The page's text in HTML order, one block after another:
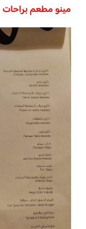
مينو مطعم براحات